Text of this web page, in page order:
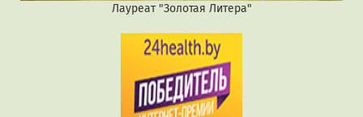
Лауреат "Золотая Литера"